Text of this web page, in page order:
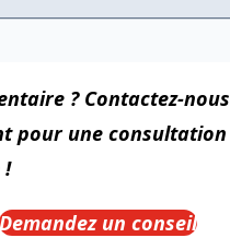
? Contactez-nous
pour une consultation
!
Demandez un conseil